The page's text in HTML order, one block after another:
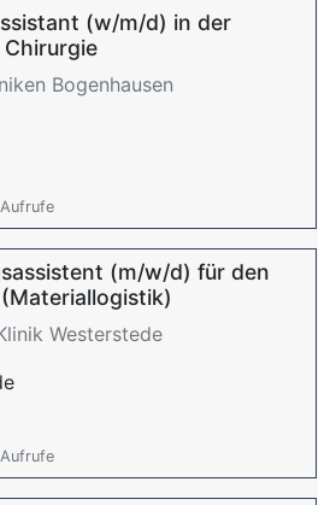
(w/m/d) in der
Bogenhausen
(m/w/d) für den
Westerstede